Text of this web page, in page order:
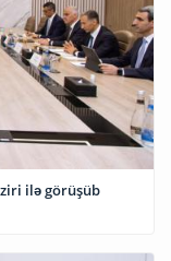
ilə görüşüb